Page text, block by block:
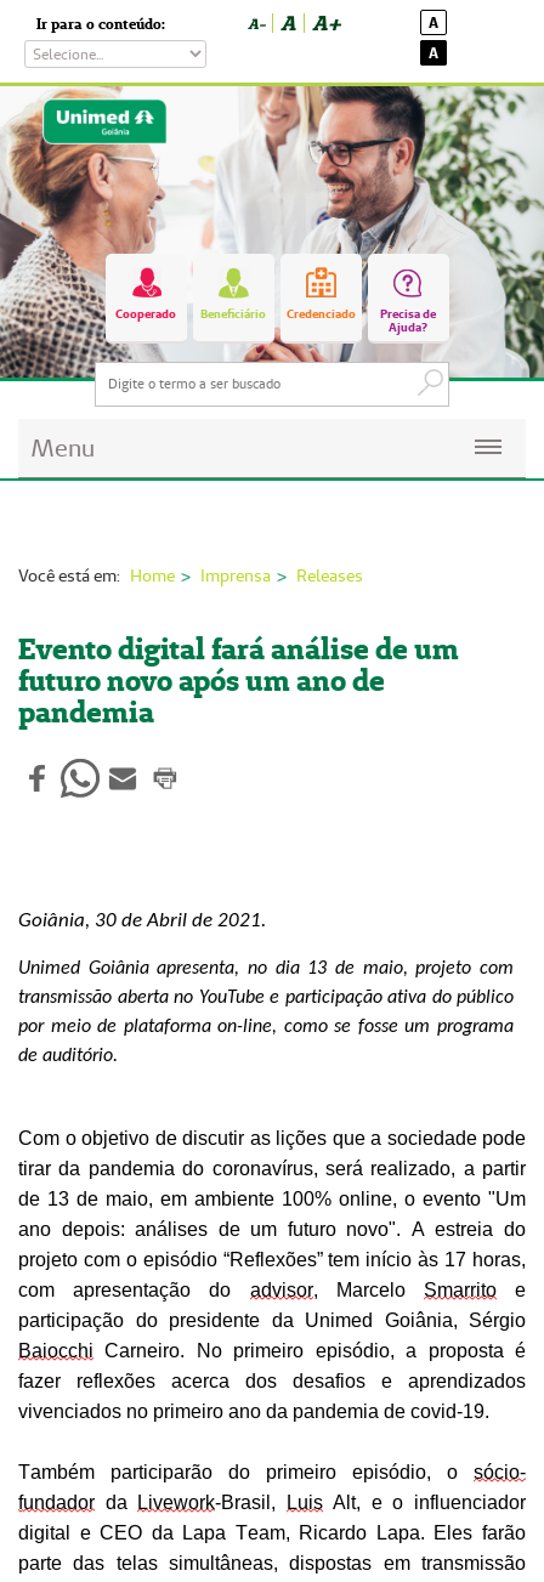
Ir para o conteúdo: A- A A+
A
A
Cooperado Beneficiário Credenciado
Precisa de
Ajuda?
Menu
Imprensa
Institucional
Fale Conosco
Você está em: Home Imprensa Releases
Evento digital fará análise de um
futuro novo após um ano de
pandemia
Goiânia, 30 de Abril de 2021.
Unimed Goiânia apresenta, no dia 13 de maio, projeto com
transmissão aberta no YouTube e participação ativa do público
por meio de plataforma on-line, como se fosse um programa
de auditório.
Com o objetivo de discutir as lições que a sociedade pode
tirarda pandemia do coronavírus, será realizado, a partir
de 13 de maio, em ambiente 100% online, o evento "Um
ano depois: análises de um futuro novo". A estreia do
projeto com o episódio “Reflexões”tem início às 17 horas,
com apresentaçãodo advisor, Marcelo Smarritoe
participação do presidente da Unimed Goiânia, Sérgio
Baiocchi Carneiro. No primeiro episódio, a proposta é
fazer reflexões acerca dos desafios e aprendizados
vivenciados no primeiro ano da pandemia de covid-19.
Também participarão do primeiro episódio, o sócio-
fundador da Livework-Brasil, Luis Alt, e o influenciador
digital eCEO da Lapa Team, Ricardo Lapa. Eles farão
parte das telas simultâneas, dispostas em transmissão